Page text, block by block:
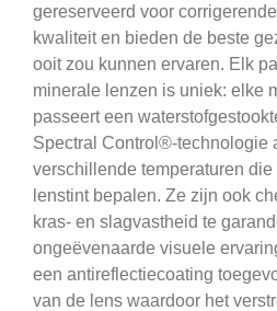
gereserveerd voor
kwaliteit en bieden de beste
ooit zou kunnen ervaren. Elk
minerale lenzen is uniek: elke
passeert een
Spectral Control®-technologie
verschillende temperaturen
lenstint bepalen. Ze zijn ook
kras- en slagvastheid te
ongeëvenaarde visuele
een antireflectiecoating
van de lens waardoor het